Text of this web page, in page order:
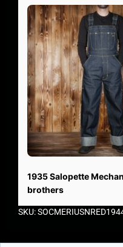
1935 Salopette
brothers
SKU: